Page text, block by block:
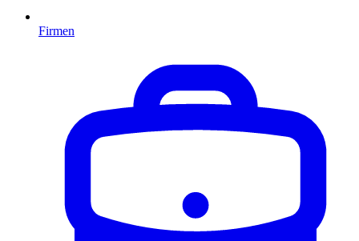
Firmen